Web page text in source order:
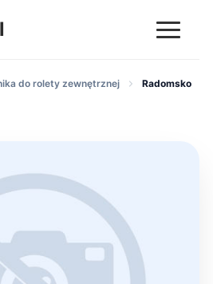
do rolety zewnętrznej Radomsko